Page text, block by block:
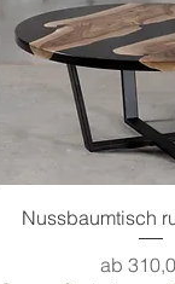
Nussbaumtisch
ab
Sale-